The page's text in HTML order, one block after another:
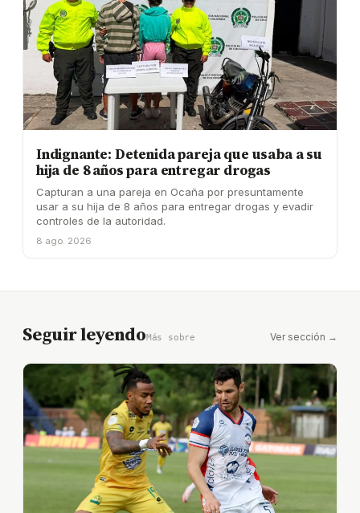
Indignante: Detenida pareja que usaba a su
hija de 8 años para entregar drogas
Capturan a una pareja en Ocaña por presuntamente
usar a su hija de 8 años para entregar drogas y evadir
controles de la autoridad.
8 ago. 2026
Seguir leyendoMás sobre Ver sección →